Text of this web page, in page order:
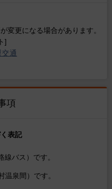
変更になる場合があります。
]
交通
項
表記
バス）です。
泉間）です。